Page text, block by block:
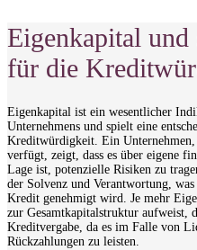
Eigenkapital und
für die
Eigenkapital ist ein wesentlicher
Unternehmens und spielt eine
Kreditwürdigkeit. Ein Unternehmen,
verfügt, zeigt, dass es über eigene
Lage ist, potenzielle Risiken zu
der Solvenz und Verantwortung,
Kredit genehmigt wird. Je mehr
zur Gesamtkapitalstruktur aufweist,
Kreditvergabe, da es im Falle von
Rückzahlungen zu leisten.